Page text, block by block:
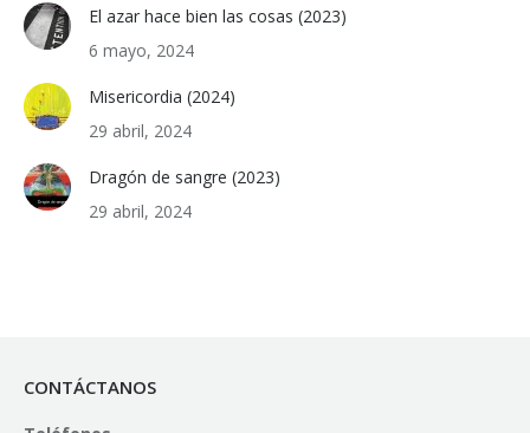
El azar hace bien las cosas (2023)
6 mayo, 2024
Misericordia (2024)
29 abril, 2024
Dragón de sangre (2023)
29 abril, 2024
CONTÁCTANOS